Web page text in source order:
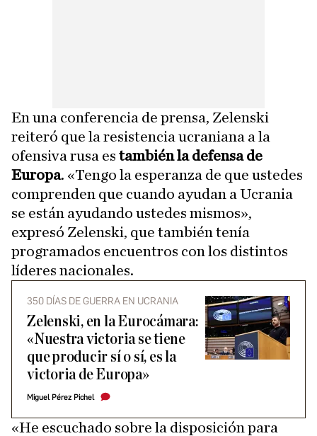
En una conferencia de prensa, Zelenski
reiteró que la resistencia ucraniana a la
ofensiva rusa es también la defensa de
Europa. «Tengo la esperanza de que ustedes
comprenden que cuando ayudan a Ucrania
se están ayudando ustedes mismos»,
expresó Zelenski, que también tenía
programados encuentros con los distintos
líderes nacionales.
350 DÍAS DE GUERRA EN UCRANIA
Zelenski, en la Eurocámara:
«Nuestra victoria se tiene
que producir sí o sí, es la
victoria de Europa»
Miguel Pérez Pichel
«He escuchado sobre la disposición para